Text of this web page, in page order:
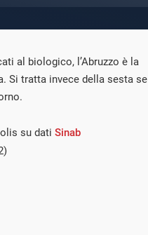
al biologico, l’Abruzzo è la
Si tratta invece della sesta se
su dati Sinab